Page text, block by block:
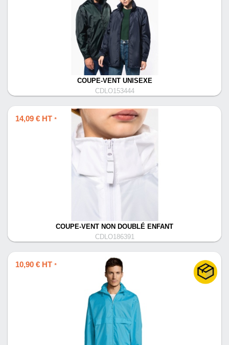
COUPE-VENT UNISEXE
CDLO153444
14,09 € HT *
COUPE-VENT NON DOUBLÉ ENFANT
CDLO186391
10,90 € HT *